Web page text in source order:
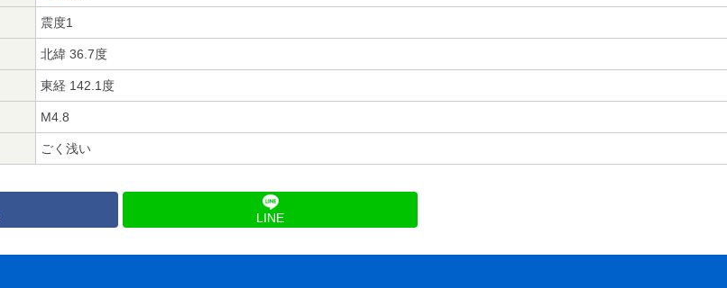
震度1
北緯 36.7度
東経 142.1度
M4.8
ごく浅い
LINE